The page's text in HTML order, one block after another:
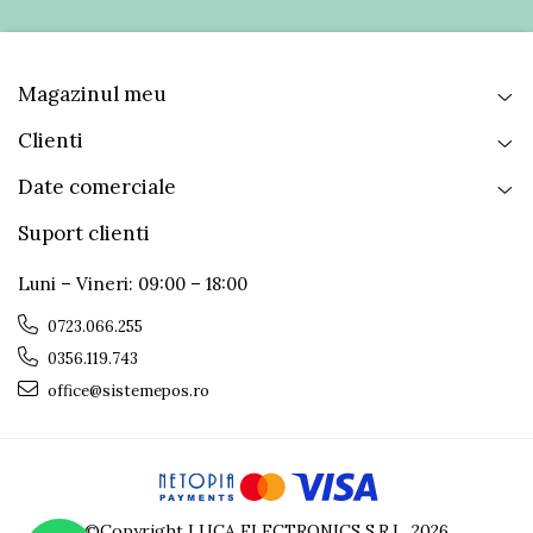
Temperatura
Magazinul meu
Clienti
Date comerciale
Suport clienti
Luni – Vineri: 09:00 – 18:00
0723.066.255
0356.119.743
office@sistemepos.ro